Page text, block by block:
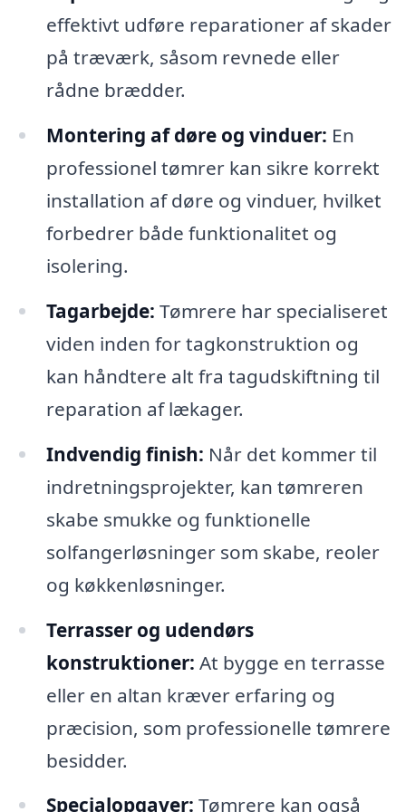
effektivt udføre reparationer af skader
på træværk, såsom revnede eller
rådne brædder.
Montering af døre og vinduer: En
professionel tømrer kan sikre korrekt
installation af døre og vinduer, hvilket
forbedrer både funktionalitet og
isolering.
Tagarbejde: Tømrere har specialiseret
viden inden for tagkonstruktion og
kan håndtere alt fra tagudskiftning til
reparation af lækager.
Indvendig finish: Når det kommer til
indretningsprojekter, kan tømreren
skabe smukke og funktionelle
solfangerløsninger som skabe, reoler
og køkkenløsninger.
Terrasser og udendørs
konstruktioner: At bygge en terrasse
eller en altan kræver erfaring og
præcision, som professionelle tømrere
besidder.
Specialopgaver: Tømrere kan også